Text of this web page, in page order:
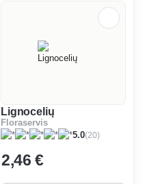
Lignocelių
Floraservis
5.0(20)
2,46 €